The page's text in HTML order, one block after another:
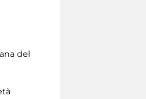
del